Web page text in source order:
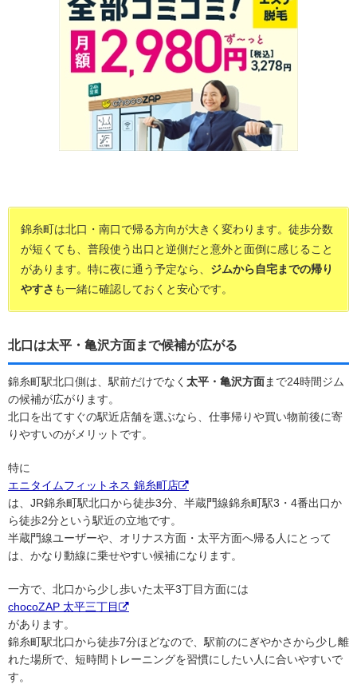
錦糸町は北口・南口で帰る方向が大きく変わります。徒歩分数
が短くても、普段使う出口と逆側だと意外と面倒に感じること
があります。特に夜に通う予定なら、 ジムから自宅までの帰り
やすさ も一緒に確認しておくと安心です。
北口は太平・亀沢方面まで候補が広がる
錦糸町駅北口側は、駅前だけでなく 太平・亀沢方面まで24時間ジム
の候補が広がります。
北口を出てすぐの駅近店舗を選ぶなら、仕事帰りや買い物前後に寄
りやすいのがメリットです。
特に
エニタイムフィットネス 錦糸町店
は、JR錦糸町駅北口から徒歩3分、半蔵門線錦糸町駅3・4番出口か
ら徒歩2分という駅近の立地です。
半蔵門線ユーザーや、オリナス方面・太平方面へ帰る人にとって
は、かなり動線に乗せやすい候補になります。
一方で、北口から少し歩いた太平3丁目方面には
chocoZAP 太平三丁目
があります。
錦糸町駅北口から徒歩7分ほどなので、駅前のにぎやかさから少し離
れた場所で、短時間トレーニングを習慣にしたい人に合いやすいで
す。